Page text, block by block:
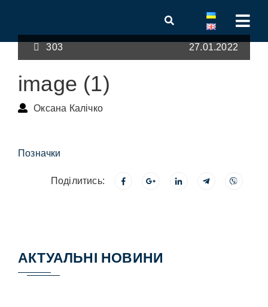
303 27.01.2022
image (1)
Оксана Калічко
Позначки
Поділитись:
АКТУАЛЬНІ НОВИНИ